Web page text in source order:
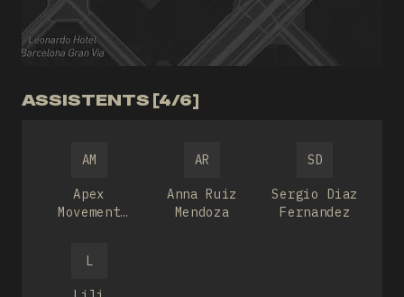
ASSISTENTS [4/6]
AM
Apex
Movement
AR
Anna Ruiz
Mendoza
SD
Sergio Diaz
Fernandez
L